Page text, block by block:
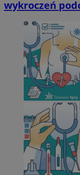
wykroczeń